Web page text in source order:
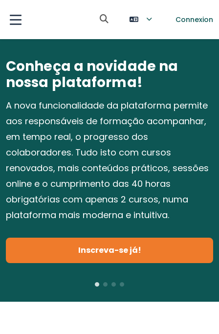
Panneau latéral
Activer/désactiver la saisie de
Connexion
Conheça a novidade na
nossa plataforma!
A nova funcionalidade da plataforma permite
aos responsáveis de formação acompanhar,
em tempo real, o progresso dos
colaboradores. Tudo isto com cursos
renovados, mais conteúdos práticos, sessões
online e o cumprimento das 40 horas
obrigatórias com apenas 2 cursos, numa
plataforma mais moderna e intuitiva.
Inscreva-se já!
Cursos à medida da sua
empresa
Criamos cursos a partir dos conteúdos
fornecidos pela sua empresa. Fale connosco e
apresente-nos o seu projeto de formação.
Cursos à medida
Quiz de gestão
Aceite o nosso desafio e teste os seus
conhecimentos de gestão. Responda às
seguintes questões de diversas áreas de
gestão e obtenha um feedback imediato às
suas respostas.
Responder agora
Formação certificada para
a sua empresa
Assegure o cumprimento de 40h de formação
anuais enquanto desenvolve as competências
dos seus colaboradores com planos
personalizados para cada um.
Inscreva-se já!